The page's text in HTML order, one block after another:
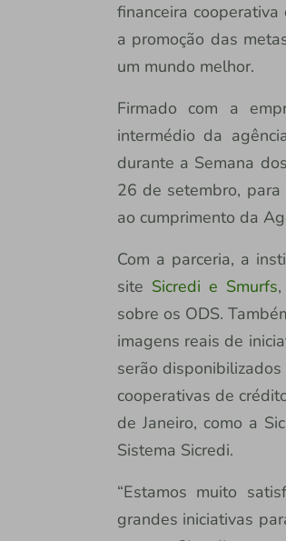
financeira
a promoção das
um mundo melhor.
Firmado com a
intermédio da
durante a Semana
26 de setembro,
ao cumprimento da
Com a parceria, a
site Sicredi e Smurfs
sobre os ODS.
imagens reais de
serão
cooperativas de
de Janeiro, como a
Sistema Sicredi.
“Estamos muito
grandes iniciativas